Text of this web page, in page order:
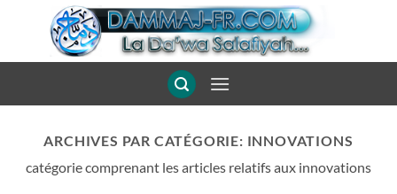
ARCHIVES PAR CATÉGORIE: INNOVATIONS
catégorie comprenant les articles relatifs aux innovations